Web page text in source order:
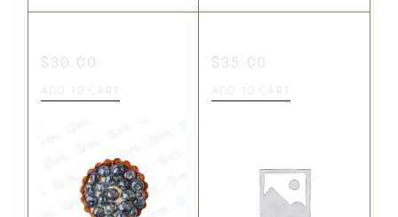
$30.00 $35.00